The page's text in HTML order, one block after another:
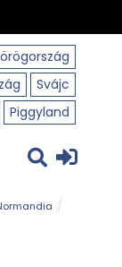
Svájc
Piggyland